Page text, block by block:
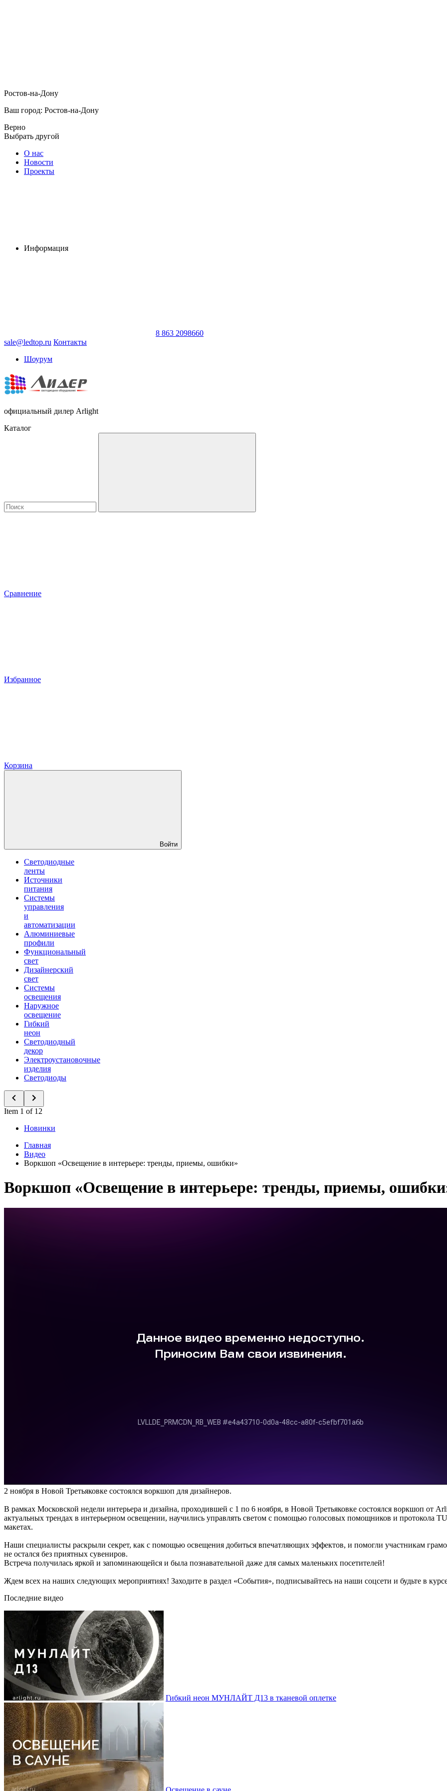
Ростов-на-Дону
Ваш город: Ростов-на-Дону
Верно
Выбрать другой
О нас
Новости
Проекты
Информация
8 863 2098660
sale@ledtop.ru Контакты
Шоурум
официальный дилер Arlight
Каталог
Сравнение
Избранное
Корзина
Войти
Светодиодные
ленты
Источники
питания
Системы
управления
и
автоматизации
Алюминиевые
профили
Функциональный
свет
Дизайнерский
свет
Системы
освещения
Наружное
освещение
Гибкий
неон
Светодиодный
декор
Электроустановочные
изделия
Светодиоды
Item 1 of 12
Новинки
Главная
Видео
Воркшоп «Освещение в интерьере: тренды, приемы, ошибки»
Воркшоп «Освещение в интерьере: тренды, приемы,
2 ноября в Новой Третьяковке состоялся воркшоп для дизайнеров.
В рамках Московской недели интерьера и дизайна, проходившей с 1 по 6 ноября, в Новой Третьяковке состоялся воркшоп от
актуальных трендах в интерьерном освещении, научились управлять светом с помощью голосовых помощников и протокола
макетах.
Наши специалисты раскрыли секрет, как с помощью освещения добиться впечатляющих эффектов, и помогли участникам
не остался без приятных сувениров.
Встреча получилась яркой и запоминающейся и была познавательной даже для самых маленьких посетителей!
Ждем всех на наших следующих мероприятиях! Заходите в раздел «События», подписывайтесь на наши соцсети и будьте в
Последние видео
Гибкий неон МУНЛАЙТ Д13 в тканевой оплетке